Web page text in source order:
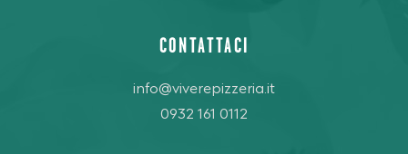
CONTATTACI
info@viverepizzeria.it
0932 161 0112